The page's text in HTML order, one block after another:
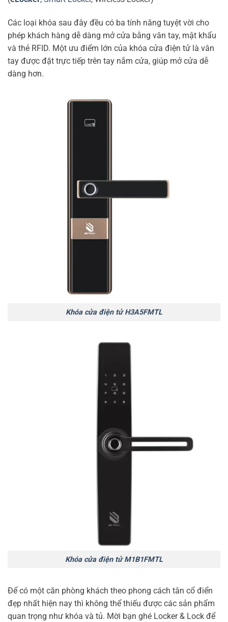
Các loại khóa sau đây đều có ba tính năng tuyệt vời cho
phép khách hàng dễ dàng mở cửa bằng vân tay, mật khẩu
và thẻ RFID. Một ưu điểm lớn của khóa cửa điện tử là vân
tay được đặt trực tiếp trên tay nắm cửa, giúp mở cửa dễ
dàng hơn.
Khóa cửa điện tử H3A5FMTL
Khóa cửa điện tử M1B1FMTL
Để có một căn phòng khách theo phong cách tân cổ điển
đẹp nhất hiện nay thì không thể thiếu được các sản phẩm
quan trọng như khóa và tủ. Mời bạn ghé Locker & Lock để